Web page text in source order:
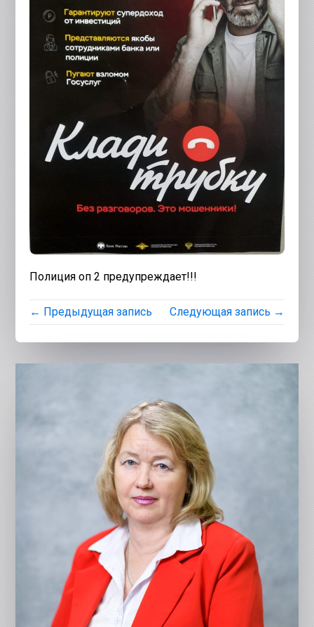
Полиция оп 2 предупреждает!!!
← Предыдущая запись Следующая запись →